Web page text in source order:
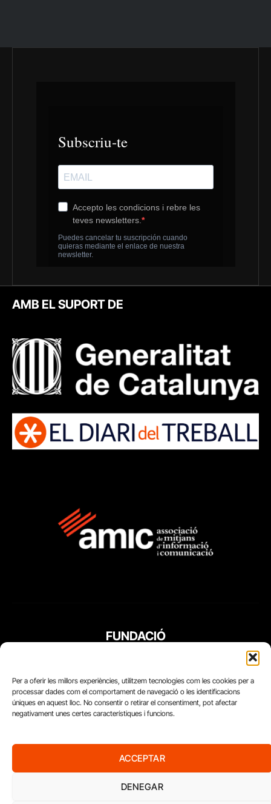
Per a oferir les millors experiències, utilitzem tecnologies com les cookies per a
processar dades com el comportament de navegació o les identificacions
úniques en aquest lloc. No consentir o retirar el consentiment, pot afectar
negativament unes certes característiques i funcions.
ACCEPTAR
DENEGAR
AMB EL SUPORT DE
FUNDACIÓ